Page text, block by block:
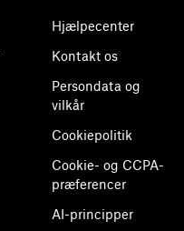
Hjælpecenter
Kontakt os
Persondata og
vilkår
Cookiepolitik
Cookie- og CCPA-
præferencer
AI-principper